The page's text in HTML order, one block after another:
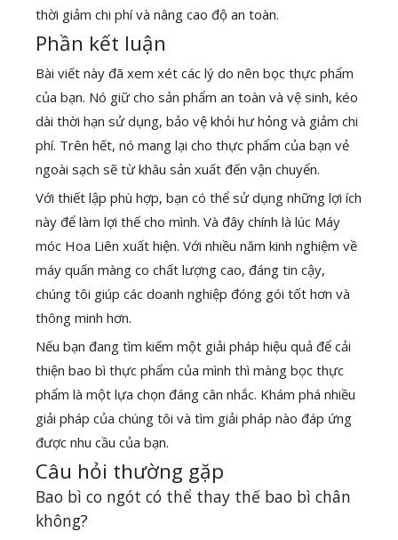
thời giảm chi phí và nâng cao độ an toàn.
Phần kết luận
Bài viết này đã xem xét các lý do nên bọc thực phẩm
của bạn. Nó giữ cho sản phẩm an toàn và vệ sinh, kéo
dài thời hạn sử dụng, bảo vệ khỏi hư hỏng và giảm chi
phí. Trên hết, nó mang lại cho thực phẩm của bạn vẻ
ngoài sạch sẽ từ khâu sản xuất đến vận chuyển.
Với thiết lập phù hợp, bạn có thể sử dụng những lợi ích
này để làm lợi thế cho mình. Và đây chính là lúc Máy
móc Hoa Liên xuất hiện. Với nhiều năm kinh nghiệm về
máy quấn màng co chất lượng cao, đáng tin cậy,
chúng tôi giúp các doanh nghiệp đóng gói tốt hơn và
thông minh hơn.
Nếu bạn đang tìm kiếm một giải pháp hiệu quả để cải
thiện bao bì thực phẩm của mình thì màng bọc thực
phẩm là một lựa chọn đáng cân nhắc. Khám phá nhiều
giải pháp của chúng tôi và tìm giải pháp nào đáp ứng
được nhu cầu của bạn.
Câu hỏi thường gặp
Bao bì co ngót có thể thay thế bao bì chân
không?